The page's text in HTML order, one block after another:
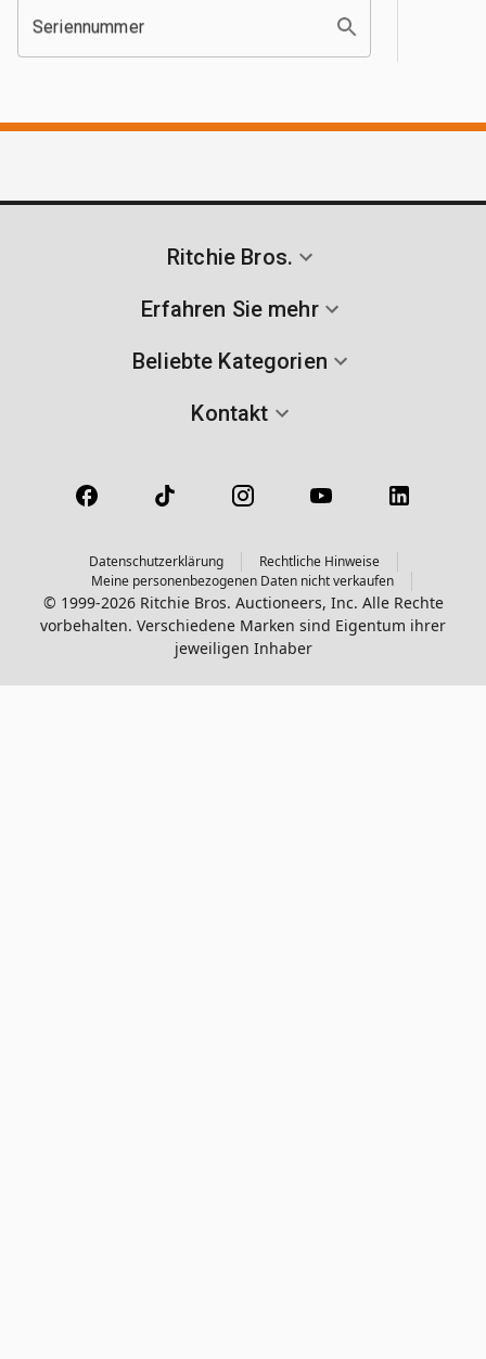
Seriennummer
Ritchie Bros.
Erfahren Sie mehr
Beliebte Kategorien
Kontakt
Datenschutzerklärung
Rechtliche Hinweise
Meine personenbezogenen Daten nicht verkaufen
© 1999-2026 Ritchie Bros. Auctioneers, Inc. Alle Rechte
vorbehalten. Verschiedene Marken sind Eigentum ihrer
jeweiligen Inhaber